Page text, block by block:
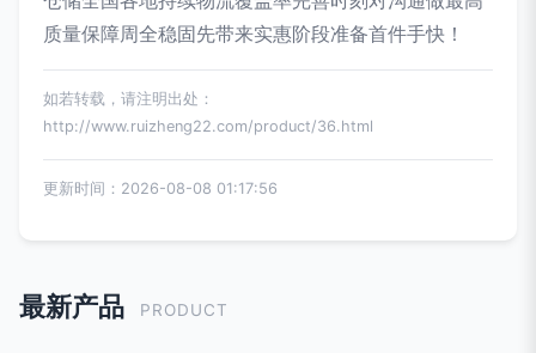
质量保障周全稳固先带来实惠阶段准备首件手快！
如若转载，请注明出处：
http://www.ruizheng22.com/product/36.html
更新时间：2026-08-08 01:17:56
最新产品 PRODUCT